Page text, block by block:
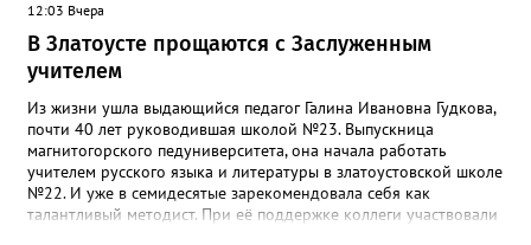
12:03 Вчера
В Златоусте прощаются с Заслуженным
учителем
Из жизни ушла выдающийся педагог Галина Ивановна Гудкова,
почти 40 лет руководившая школой №23. Выпускница
магнитогорского педуниверситета, она начала работать
учителем русского языка и литературы в златоустовской школе
№22. И уже в семидесятые зарекомендовала себя как
талантливый методист. При её поддержке коллеги участвовали